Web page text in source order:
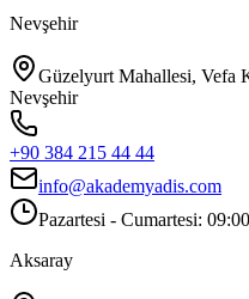
Nevşehir
Güzelyurt Mahallesi, Vefa
Nevşehir
+90 384 215 44 44
info@akademyadis.com
Pazartesi - Cumartesi:
Aksaray